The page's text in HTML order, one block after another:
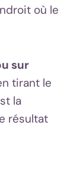
où le
sur
tirant le
la
résultat